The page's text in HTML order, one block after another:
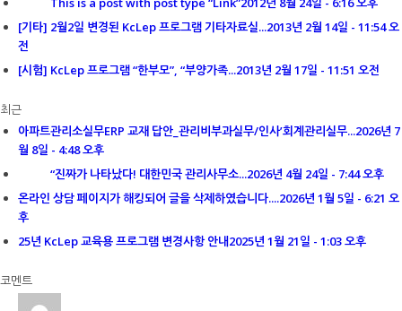
[기타] 2월2일 변경된 KcLep 프로그램 기타자료실...2013년 2월 14일 - 11:54 오
전
[시험] KcLep 프로그램 “한부모”, “부양가족...2013년 2월 17일 - 11:51 오전
최근
아파트관리소실무ERP 교재 답안_관리비부과실무/인사’회계관리실무...2026년 7
월 8일 - 4:48 오후
“진짜가 나타났다! 대한민국 관리사무소...2026년 4월 24일 - 7:44 오후
온라인 상담 페이지가 해킹되어 글을 삭제하였습니다....2026년 1월 5일 - 6:21 오
후
25년 KcLep 교육용 프로그램 변경사항 안내2025년 1월 21일 - 1:03 오후
코멘트